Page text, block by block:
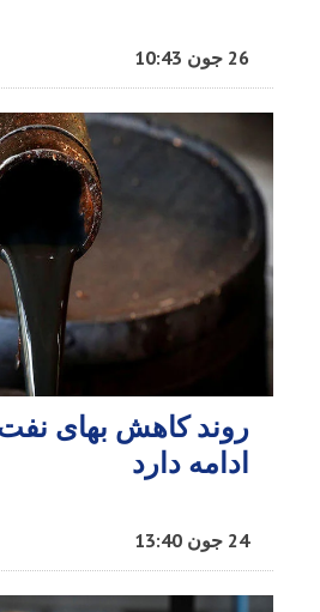
26 جون 10:43
روند کاهش بهای
ادامه دارد
24 جون 13:40